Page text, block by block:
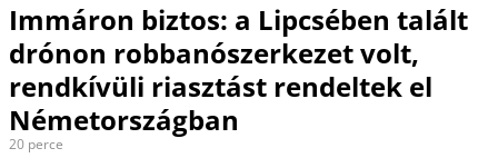
Immáron biztos: a Lipcsében talált
drónon robbanószerkezet volt,
rendkívüli riasztást rendeltek el
Németországban
20 perce